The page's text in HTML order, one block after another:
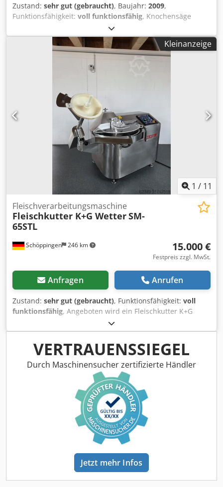
Zustand: sehr gut (gebraucht), Baujahr: 2009,
Funktionsfähigkeit: voll funktionsfähig, Knochensäge
Berkel BS 1750 RN 16A. 380v. in einem top zustand.
Werkstatt geprüft, Mängel beseitigt. Motorbremse.
Sägeband neu Djdpfx Aex I Efzeiajwa Bj.2009 Besichtigung
& Probelauf nach tel. Absprache gerne möglich! Es stehen
noch weitere Maschinen zur Verfügung. Bar oder Vorkasse!
Kleinanzeige
1 / 11
Schöppingen 246 km
Fleischverarbeitungsmaschine
Fleischkutter K+G WetterSM-
65STL
15.000 €
Festpreis zzgl. MwSt.
Anfragen Anrufen
Zustand: sehr gut (gebraucht), Funktionsfähigkeit: voll
funktionsfähig, Angeboten wird ein Fleischkutter K+G
Wetter SM-65STL. Die Maschine ist Komplett VA mit
Auswerfer, sofort einsatzbereit. Leistung 380v.63A.24Kw.
Messerwelle Stufenlos vor Wertz 50-5000 U/min.
Mischgang Rück Wertz 50-500 U/min. Schüssel 2-Gang 9/18
U/min. 6-er Messerkopf. Djdpoy Du S Aefx Aiaswa Weiteres
auf Anfrage. Bar oder Vorkasse! Verkauf nur an
Gewerbetreibende , Keine Garantie, keine Gewährleistung.
VERTRAUENSSIEGEL
Durch Maschinensucher zertifizierte Händler
Jetzt mehr Infos